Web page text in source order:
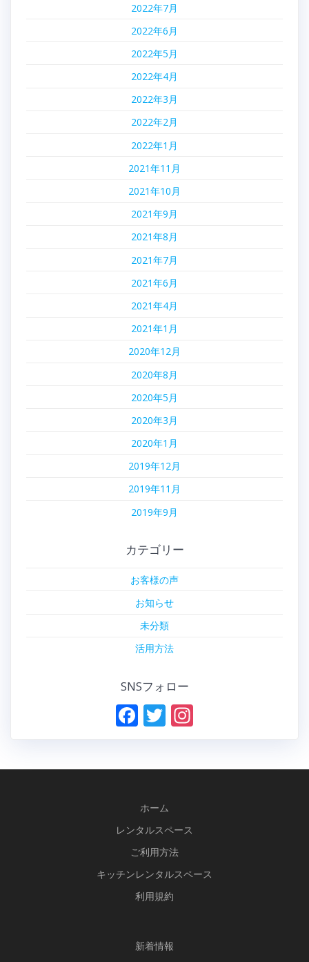
2022年7月
2022年6月
2022年5月
2022年4月
2022年3月
2022年2月
2022年1月
2021年11月
2021年10月
2021年9月
2021年8月
2021年7月
2021年6月
2021年4月
2021年1月
2020年12月
2020年8月
2020年5月
2020年3月
2020年1月
2019年12月
2019年11月
2019年9月
カテゴリー
お客様の声
お知らせ
未分類
活用方法
SNSフォロー
F
o
o
k
T
ホーム
レンタルスペース
ご利用方法
キッチンレンタルスペース
利用規約
新着情報